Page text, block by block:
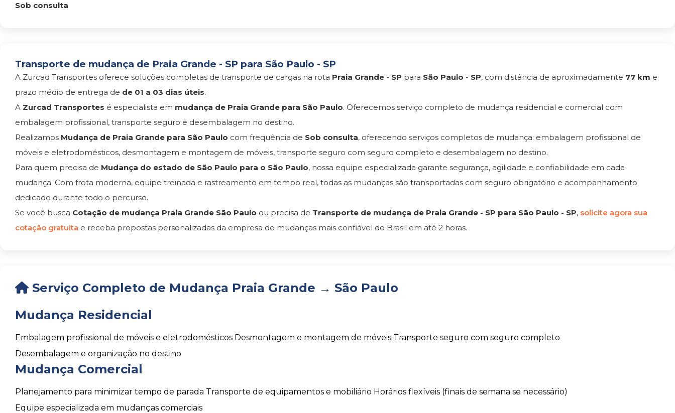
Sob consulta
Transporte de mudança de Praia Grande - SP para São Paulo - SP
A Zurcad Transportes oferece soluções completas de transporte de cargas na rota Praia Grande - SP para São Paulo - SP, com distância de aproximadamente 77 km e
prazo médio de entrega de de 01 a 03 dias úteis.
A Zurcad Transportes é especialista em mudança de Praia Grande para São Paulo. Oferecemos serviço completo de mudança residencial e comercial com
embalagem profissional, transporte seguro e desembalagem no destino.
Realizamos Mudança de Praia Grande para São Paulo com frequência de Sob consulta, oferecendo serviços completos de mudança: embalagem profissional de
móveis e eletrodomésticos, desmontagem e montagem de móveis, transporte seguro com seguro completo e desembalagem no destino.
Para quem precisa de Mudança do estado de São Paulo para o São Paulo, nossa equipe especializada garante segurança, agilidade e confiabilidade em cada
mudança. Com frota moderna, equipe treinada e rastreamento em tempo real, todas as mudanças são transportadas com seguro obrigatório e acompanhamento
dedicado durante todo o percurso.
Se você busca Cotação de mudança Praia Grande São Paulo ou precisa de Transporte de mudança de Praia Grande - SP para São Paulo - SP, solicite agora sua
cotação gratuita e receba propostas personalizadas da empresa de mudanças mais confiável do Brasil em até 2 horas.
Serviço Completo de Mudança Praia Grande → São Paulo
Mudança Residencial
Embalagem profissional de móveis e eletrodomésticos Desmontagem e montagem de móveis Transporte seguro com seguro completo
Desembalagem e organização no destino
Mudança Comercial
Planejamento para minimizar tempo de parada Transporte de equipamentos e mobiliário Horários flexíveis (finais de semana se necessário)
Equipe especializada em mudanças comerciais